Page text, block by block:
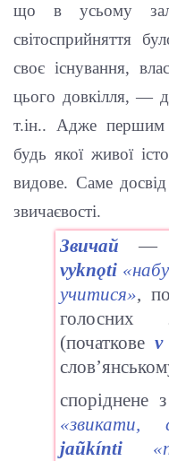
що в усьому
світосприйняття
своє існування,
цього довкілля, —
т.ін.. Адже першим
будь якої живої
видове. Саме
звичаєвості.
Звичай —
vyknǫti
учитися»,
(початковеv
споріднене
«звикати,
jaũkínti